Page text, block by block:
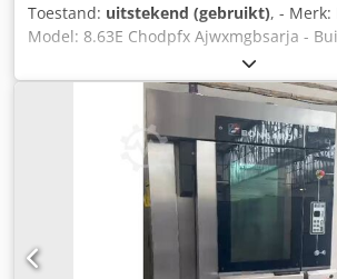
Toestand: uitstekend (gebruikt), - Merk:
Model: 8.63E Chodpfx Ajwxmgbsarja -
1430x1930x2220 mm - Plaatafmetingen:
Capaciteit: 150 stokbroden - Elektrisch -